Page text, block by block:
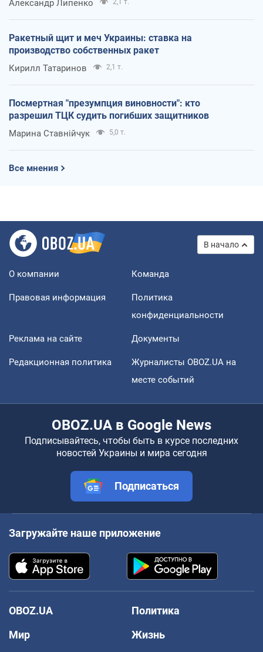
Александр Липенко 2,1 т.
Ракетный щит и меч Украины: ставка на
производство собственных ракет
Кирилл Татаринов 2,1 т.
Посмертная "презумпция виновности": кто
разрешил ТЦК судить погибших защитников
Марина Ставнійчук 5,0 т.
Все мнения
В начало
О компании Команда
Правовая информация
Политика
конфиденциальности
Реклама на сайте Документы
Редакционная политика
Журналисты OBOZ.UA на
месте событий
OBOZ.UA в Google News
Подписывайтесь, чтобы быть в курсе последних
новостей Украины и мира сегодня
Подписаться
Загружайте наше приложение
OBOZ.UA
Политика
Мир
Жизнь